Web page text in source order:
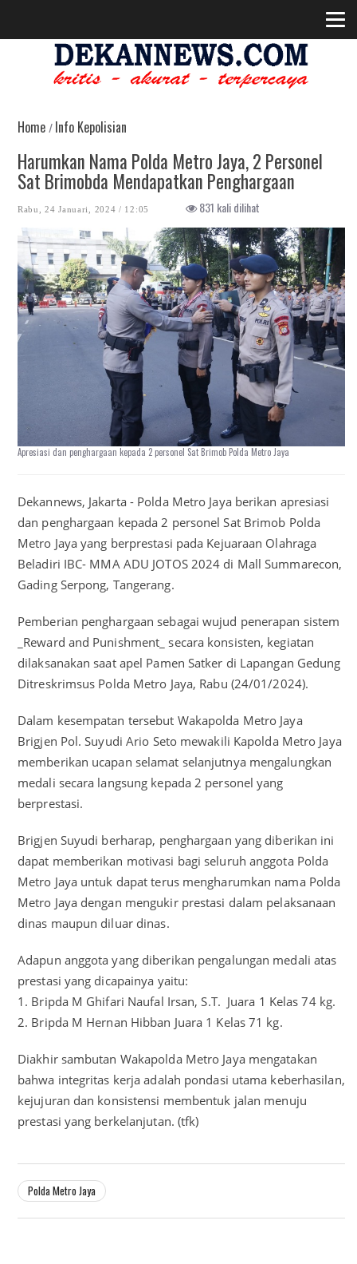
Home/Info Kepolisian
Harumkan Nama Polda Metro Jaya, 2 Personel
Sat Brimobda Mendapatkan Penghargaan
Rabu, 24 Januari, 2024 / 12:05 831 kali dilihat
Apresiasi dan penghargaan kepada 2 personel Sat Brimob Polda Metro Jaya
Dekannews, Jakarta - Polda Metro Jaya berikan apresiasi
dan penghargaan kepada 2 personel Sat Brimob Polda
Metro Jaya yang berprestasi pada Kejuaraan Olahraga
Beladiri IBC- MMA ADU JOTOS 2024 di Mall Summarecon,
Gading Serpong, Tangerang.
Pemberian penghargaan sebagai wujud penerapan sistem
_Reward and Punishment_ secara konsisten, kegiatan
dilaksanakan saat apel Pamen Satker di Lapangan Gedung
Ditreskrimsus Polda Metro Jaya, Rabu (24/01/2024).
Dalam kesempatan tersebut Wakapolda Metro Jaya
Brigjen Pol. Suyudi Ario Seto mewakili Kapolda Metro Jaya
memberikan ucapan selamat selanjutnya mengalungkan
medali secara langsung kepada 2 personel yang
berprestasi.
Brigjen Suyudi berharap, penghargaan yang diberikan ini
dapat memberikan motivasi bagi seluruh anggota Polda
Metro Jaya untuk dapat terus mengharumkan nama Polda
Metro Jaya dengan mengukir prestasi dalam pelaksanaan
dinas maupun diluar dinas.
Adapun anggota yang diberikan pengalungan medali atas
prestasi yang dicapainya yaitu:
1. Bripda M Ghifari Naufal Irsan, S.T. Juara 1 Kelas 74 kg.
2. Bripda M Hernan Hibban Juara 1 Kelas 71 kg.
Diakhir sambutan Wakapolda Metro Jaya mengatakan
bahwa integritas kerja adalah pondasi utama keberhasilan,
kejujuran dan konsistensi membentuk jalan menuju
prestasi yang berkelanjutan. (tfk)
Polda Metro Jaya